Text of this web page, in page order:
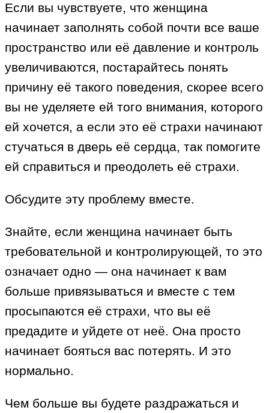
Если вы чувствуете, что женщина
начинает заполнять собой почти все ваше
пространство или её давление и контроль
увеличиваются, постарайтесь понять
причину её такого поведения, скорее всего
вы не уделяете ей того внимания, которого
ей хочется, а если это её страхи начинают
стучаться в дверь её сердца, так помогите
ей справиться и преодолеть её страхи.
Обсудите эту проблему вместе.
Знайте, если женщина начинает быть
требовательной и контролирующей, то это
означает одно — она начинает к вам
больше привязываться и вместе с тем
просыпаются её страхи, что вы её
предадите и уйдете от неё. Она просто
начинает бояться вас потерять. И это
нормально.
Чем больше вы будете раздражаться и